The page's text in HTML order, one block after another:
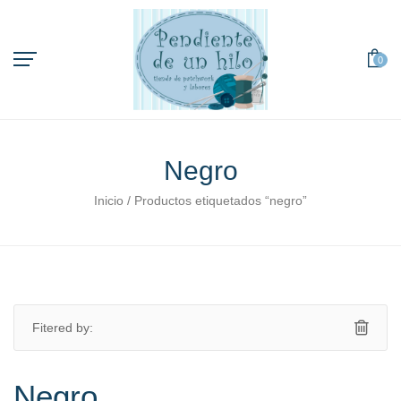
0
Negro
Inicio / Productos etiquetados “negro”
Fitered by: